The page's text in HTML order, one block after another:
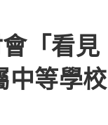
「看見
中等學校